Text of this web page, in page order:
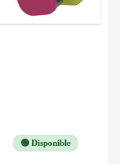
🟢 Disponible